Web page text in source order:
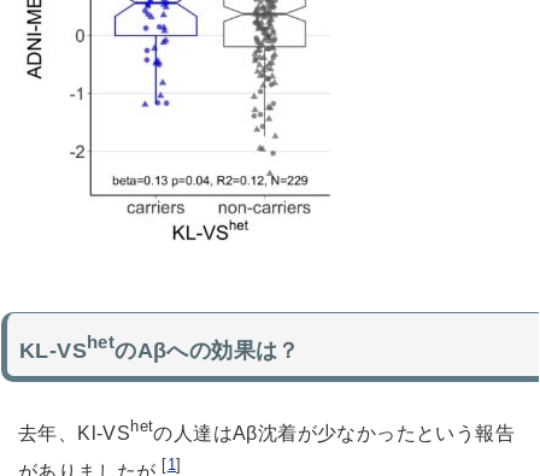
KL-VShetのAβへの効果は？
去年、Kl-VS hetの人達はAβ沈着が少なかったという報告
がありましたが [1]